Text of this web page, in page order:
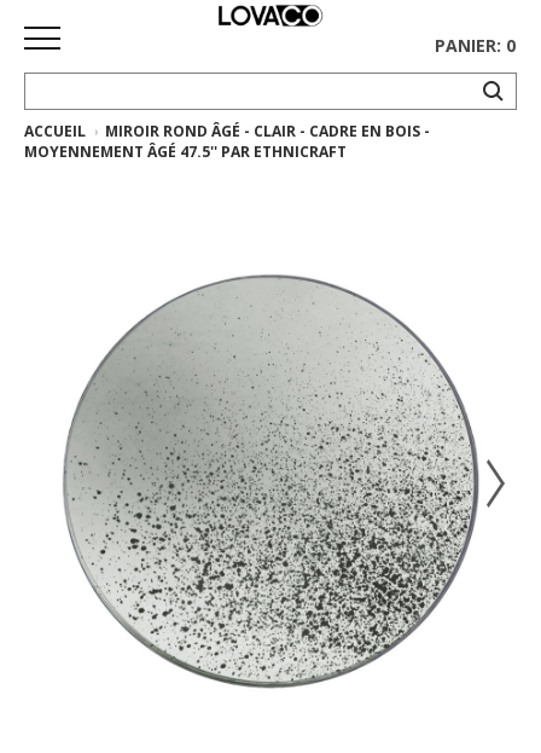
ACCUEIL
Collection
Ethnicraft
Collection
Gus*
Tapis
Vente
démonstrateurs
Luminaires
PANIER: 0
ACCUEIL
MIROIR ROND ÂGÉ - CLAIR - CADRE EN BOIS -
MOYENNEMENT ÂGÉ 47.5'' PAR ETHNICRAFT